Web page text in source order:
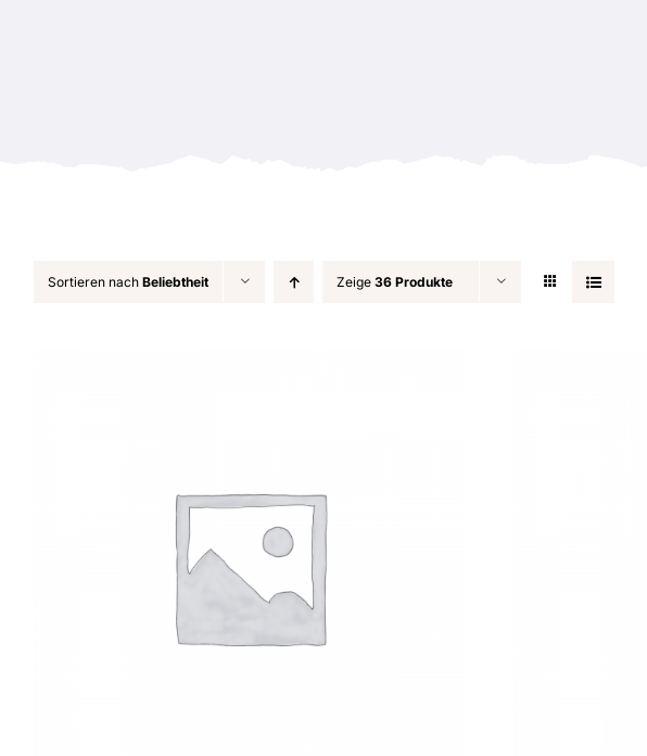
Sortieren nach Beliebtheit Zeige 36 Produkte